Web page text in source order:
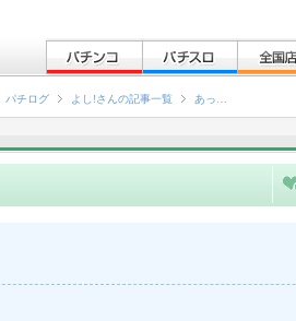
パチログ よし!さんの記事一覧 あっ…